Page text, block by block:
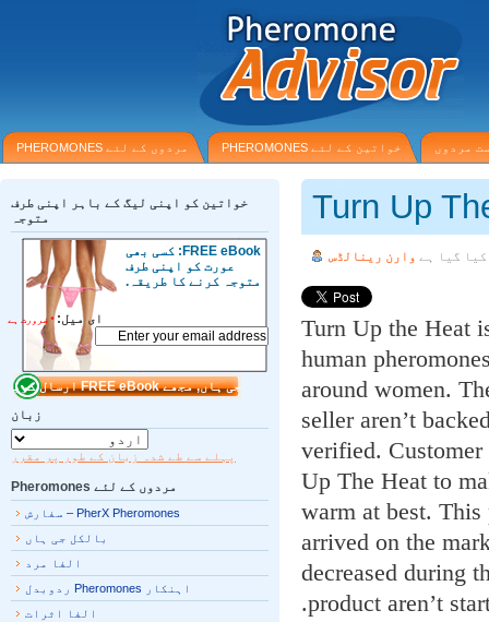
مردوں کے لئے PHEROMONES خواتین کے لئے PHEROMONES مردوں
Turn Up
گیا ہےوارن رینالڈس
Turn Up the
human
around women.
seller aren’t
verified.
Up The Heat to
warm at best.
arrived on the
decreased
product aren’t
خواتین کو اپنی لیگ کے باہر اپنی طرف
متوجہ
FREE eBook: کسی بھی
عورت کو اپنی طرف
متوجہ کرنے کا طریقہ.
ای میل: * ضرورت ہے
زبان
پہلے سے طے شدہ زبان کے طور پر مقرر
مردوں کے لئے Pheromones
PherX Pheromones – سفارش
بالکل جی ہاں
الفا مرد
اہنکار Pheromones ردوبدل
الفا اثرات